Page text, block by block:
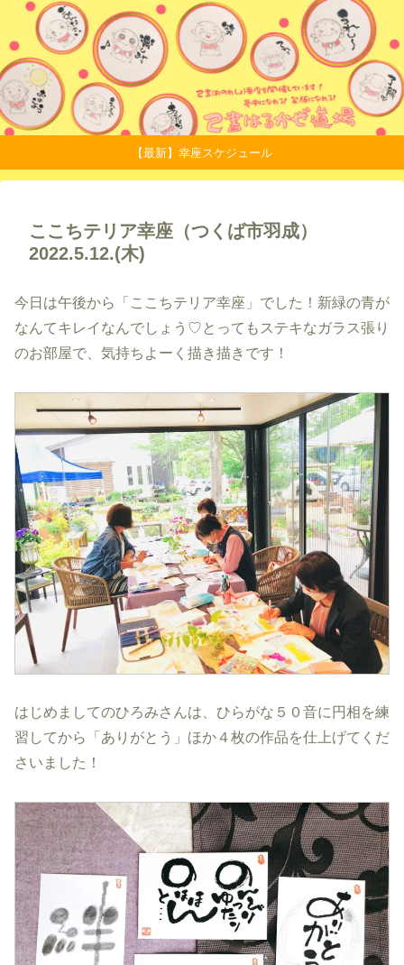
【最新】幸座スケジュール
ここちテリア幸座（つくば市羽成）
2022.5.12.(木)
今日は午後から「ここちテリア幸座」でした！新緑の青が
なんてキレイなんでしょう♡とってもステキなガラス張り
のお部屋で、気持ちよーく描き描きです！
はじめましてのひろみさんは、ひらがな５０音に円相を練
習してから「ありがとう」ほか４枚の作品を仕上げてくだ
さいました！